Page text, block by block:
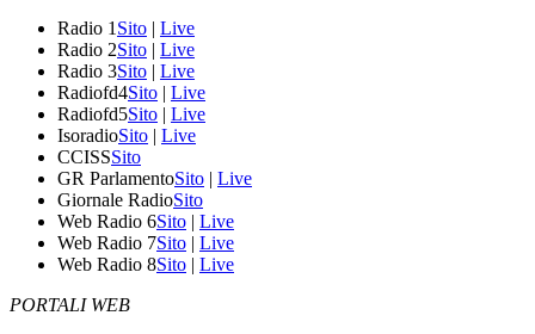
Radio 1 Sito | Live
Radio 2Sito | Live
Radio 3Sito | Live
Radiofd4Sito | Live
Radiofd5Sito | Live
IsoradioSito | Live
CCISSSito
GR ParlamentoSito | Live
Giornale RadioSito
Web Radio 6Sito | Live
Web Radio 7Sito | Live
Web Radio 8Sito | Live
PORTALI WEB